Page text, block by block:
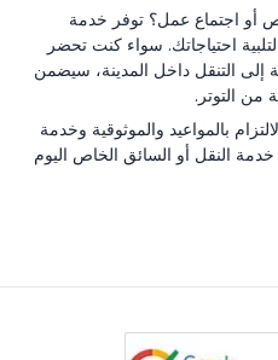
اجتماع عمل؟ توفر خدمة
احتياجاتك. سواء كنت تحضر
إلى التنقل داخل المدينة، سيضمن
من التوتر.
بالمواعيد والموثوقية وخدمة
النقل أو السائق الخاص اليوم